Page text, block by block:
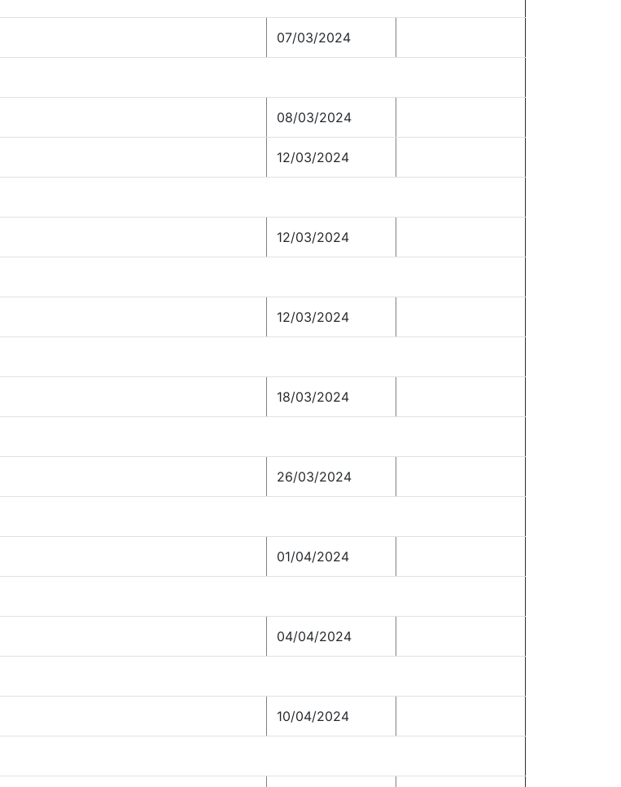
07/03/2024
08/03/2024
12/03/2024
12/03/2024
12/03/2024
18/03/2024
26/03/2024
01/04/2024
04/04/2024
10/04/2024